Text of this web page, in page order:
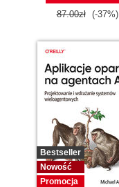
87.00zł (-37%)
Bestseller
Nowość
Promocja